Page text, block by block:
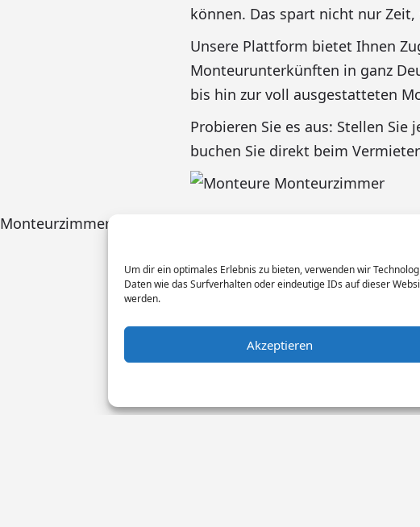
Um dir ein optimales Erlebnis zu bieten, verwenden wir
Daten wie das Surfverhalten oder eindeutige IDs auf dieser
werden.
Akzeptieren
können. Das spart nicht nur
Unsere Plattform bietet Ihnen
Monteurunterkünften in ganz
bis hin zur voll ausgestatteten
Probieren Sie es aus: Stellen
buchen Sie direkt beim
Monteurzimmer Anfrage